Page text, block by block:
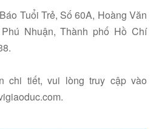
Tuổi Trẻ, Số 60A, Hoàng Văn
Nhuận, Thành phố Hồ Chí
chi tiết, vui lòng truy cập vào